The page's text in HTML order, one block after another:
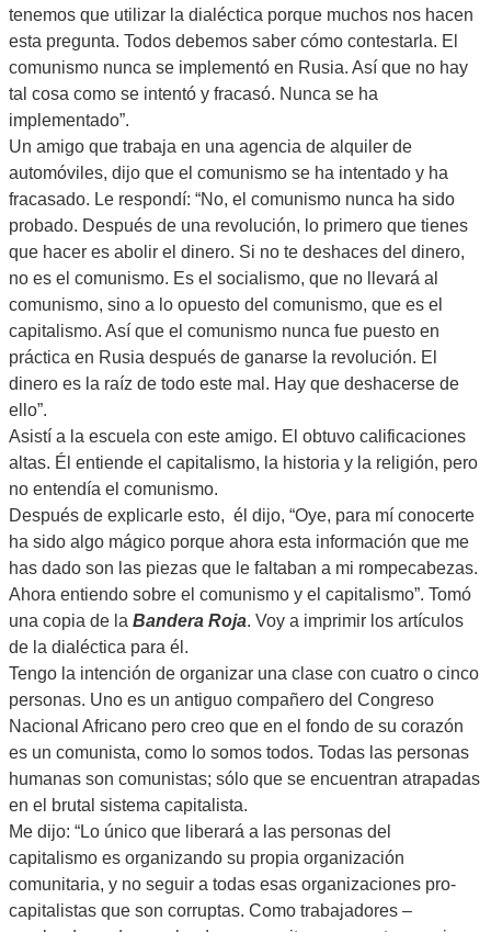
tenemos que utilizar la dialéctica porque muchos nos hacen
esta pregunta. Todos debemos saber cómo contestarla. El
comunismo nunca se implementó en Rusia. Así que no hay
tal cosa como se intentó y fracasó. Nunca se ha
implementado”.
Un amigo que trabaja en una agencia de alquiler de
automóviles, dijo que el comunismo se ha intentado y ha
fracasado. Le respondí: “No, el comunismo nunca ha sido
probado. Después de una revolución, lo primero que tienes
que hacer es abolir el dinero. Si no te deshaces del dinero,
no es el comunismo. Es el socialismo, que no llevará al
comunismo, sino a lo opuesto del comunismo, que es el
capitalismo. Así que el comunismo nunca fue puesto en
práctica en Rusia después de ganarse la revolución. El
dinero es la raíz de todo este mal. Hay que deshacerse de
ello”.
Asistí a la escuela con este amigo. El obtuvo calificaciones
altas. Él entiende el capitalismo, la historia y la religión, pero
no entendía el comunismo.
Después de explicarle esto, él dijo, “Oye, para mí conocerte
ha sido algo mágico porque ahora esta información que me
has dado son las piezas que le faltaban a mi rompecabezas.
Ahora entiendo sobre el comunismo y el capitalismo”. Tomó
una copia de la Bandera Roja. Voy a imprimir los artículos
de la dialéctica para él.
Tengo la intención de organizar una clase con cuatro o cinco
personas. Uno es un antiguo compañero del Congreso
Nacional Africano pero creo que en el fondo de su corazón
es un comunista, como lo somos todos. Todas las personas
humanas son comunistas; sólo que se encuentran atrapadas
en el brutal sistema capitalista.
Me dijo: “Lo único que liberará a las personas del
capitalismo es organizando su propia organización
comunitaria, y no seguir a todas esas organizaciones pro-
capitalistas que son corruptas. Como trabajadores –